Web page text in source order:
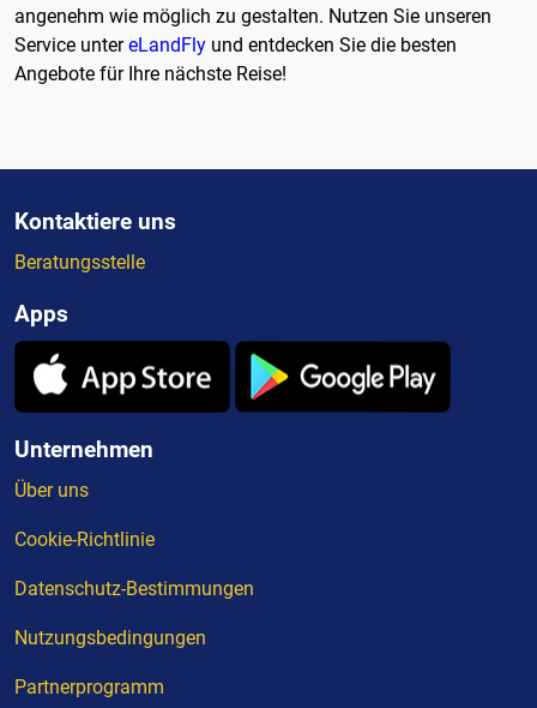
angenehm wie möglich zu gestalten. Nutzen Sie unseren
Service untereLandFly und entdecken Sie die besten
Angebote für Ihre nächste Reise!
Kontaktiere uns
Beratungsstelle
Apps
Unternehmen
Über uns
Cookie-Richtlinie
Datenschutz-Bestimmungen
Nutzungsbedingungen
Partnerprogramm